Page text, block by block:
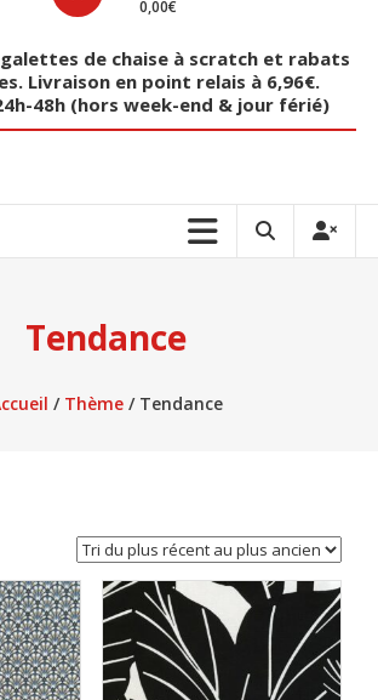
0,00€
de chaise à scratch et rabats
Livraison en point relais à 6,96€.
48h (hors week-end & jour férié)
Tendance
/ Thème/ Tendance